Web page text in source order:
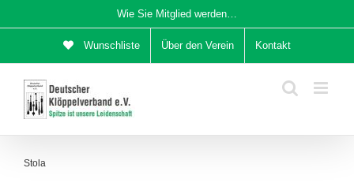
Inhalt
Wie Sie Mitglied werden…
Wunschliste Über den Verein Kontakt
Stola